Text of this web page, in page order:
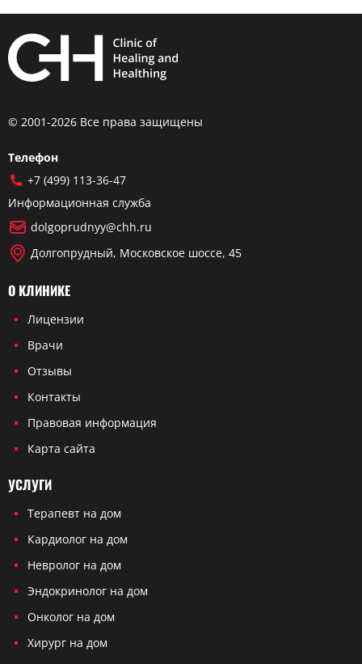
© 2001-2026 Все права защищены
Телефон
+7 (499) 113-36-47
Информационная служба
dolgoprudnyy@chh.ru
Долгопрудный, Московское шоссе, 45
О КЛИНИКЕ
Лицензии
Врачи
Отзывы
Контакты
Правовая информация
Карта сайта
УСЛУГИ
Терапевт на дом
Кардиолог на дом
Невролог на дом
Эндокринолог на дом
Онколог на дом
Хирург на дом